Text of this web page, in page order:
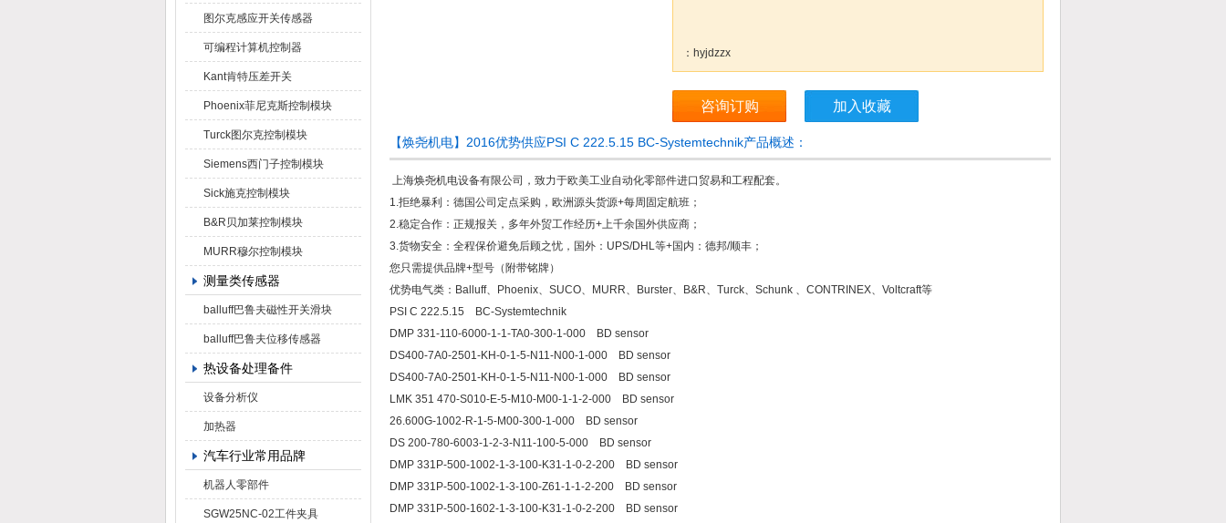
图尔克感应开关传感器
可编程计算机控制器
Kant肯特压差开关
Phoenix菲尼克斯控制模块
Turck图尔克控制模块
Siemens西门子控制模块
Sick施克控制模块
B&R贝加莱控制模块
MURR穆尔控制模块
测量类传感器
balluff巴鲁夫磁性开关滑块
balluff巴鲁夫位移传感器
热设备处理备件
设备分析仪
加热器
汽车行业常用品牌
机器人零部件
SGW25NC-02工件夹具
：hyjdzzx
咨询订购 加入收藏
【焕尧机电】2016优势供应PSI C 222.5.15 BC-Systemtechnik产品概述：
上海焕尧机电设备有限公司，致力于欧美工业自动化零部件进口贸易和工程配套。
1.拒绝暴利：德国公司定点采购，欧洲源头货源+每周固定航班；
2.稳定合作：正规报关，多年外贸工作经历+上千余国外供应商；
3.货物安全：全程保价避免后顾之忧，国外：UPS/DHL等+国内：德邦/顺丰；
您只需提供品牌+型号（附带铭牌）
优势电气类：Balluff、Phoenix、SUCO、MURR、Burster、B&R、Turck、Schunk 、CONTRINEX、Voltcraft等
PSI C 222.5.15 BC-Systemtechnik
DMP 331-110-6000-1-1-TA0-300-1-000 BD sensor
DS400-7A0-2501-KH-0-1-5-N11-N00-1-000 BD sensor
DS400-7A0-2501-KH-0-1-5-N11-N00-1-000 BD sensor
LMK 351 470-S010-E-5-M10-M00-1-1-2-000 BD sensor
26.600G-1002-R-1-5-M00-300-1-000 BD sensor
DS 200-780-6003-1-2-3-N11-100-5-000 BD sensor
DMP 331P-500-1002-1-3-100-K31-1-0-2-200 BD sensor
DMP 331P-500-1002-1-3-100-Z61-1-1-2-200 BD sensor
DMP 331P-500-1602-1-3-100-K31-1-0-2-200 BD sensor